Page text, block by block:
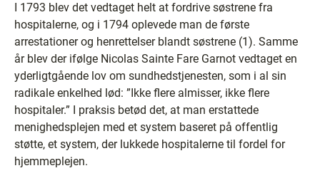
I 1793 blev det vedtaget helt at fordrive søstrene fra
hospitalerne, og i 1794 oplevede man de første
arrestationer og henrettelser blandt søstrene (1). Samme
år blev der ifølge Nicolas Sainte Fare Garnot vedtaget en
yderligtgående lov om sundhedstjenesten, som i al sin
radikale enkelhed lød: ”Ikke flere almisser, ikke flere
hospitaler.” I praksis betød det, at man erstattede
menighedsplejen med et system baseret på offentlig
støtte, et system, der lukkede hospitalerne til fordel for
hjemmeplejen.